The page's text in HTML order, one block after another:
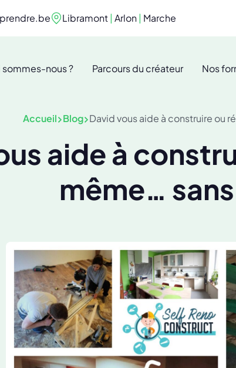
Libramont| Arlon| Marche
sommes-nous ? Parcours du créateur Nos
Accueil Blog David vous aide à construire ou
aide à
même…